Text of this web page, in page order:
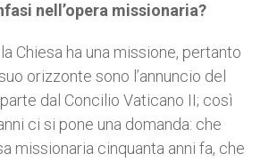
nell’opera missionaria?
Chiesa ha una missione, pertanto
orizzonte sono l’annuncio del
dal Concilio Vaticano II; così
ci si pone una domanda: che
missionaria cinquanta anni fa, che